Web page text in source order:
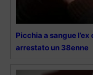
Picchia a sangue
arrestato un 38enne